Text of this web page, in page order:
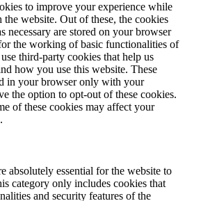
to improve your experience while
website. Out of these, the cookies
necessary are stored on your browser
the working of basic functionalities of
third-party cookies that help us
how you use this website. These
in your browser only with your
the option to opt-out of these cookies.
of these cookies may affect your
absolutely essential for the website to
category only includes cookies that
and security features of the